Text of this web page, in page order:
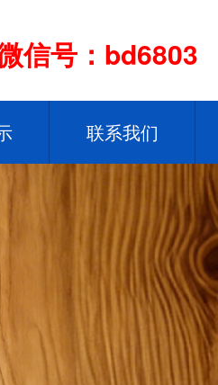
信号：bd6803
联系我们